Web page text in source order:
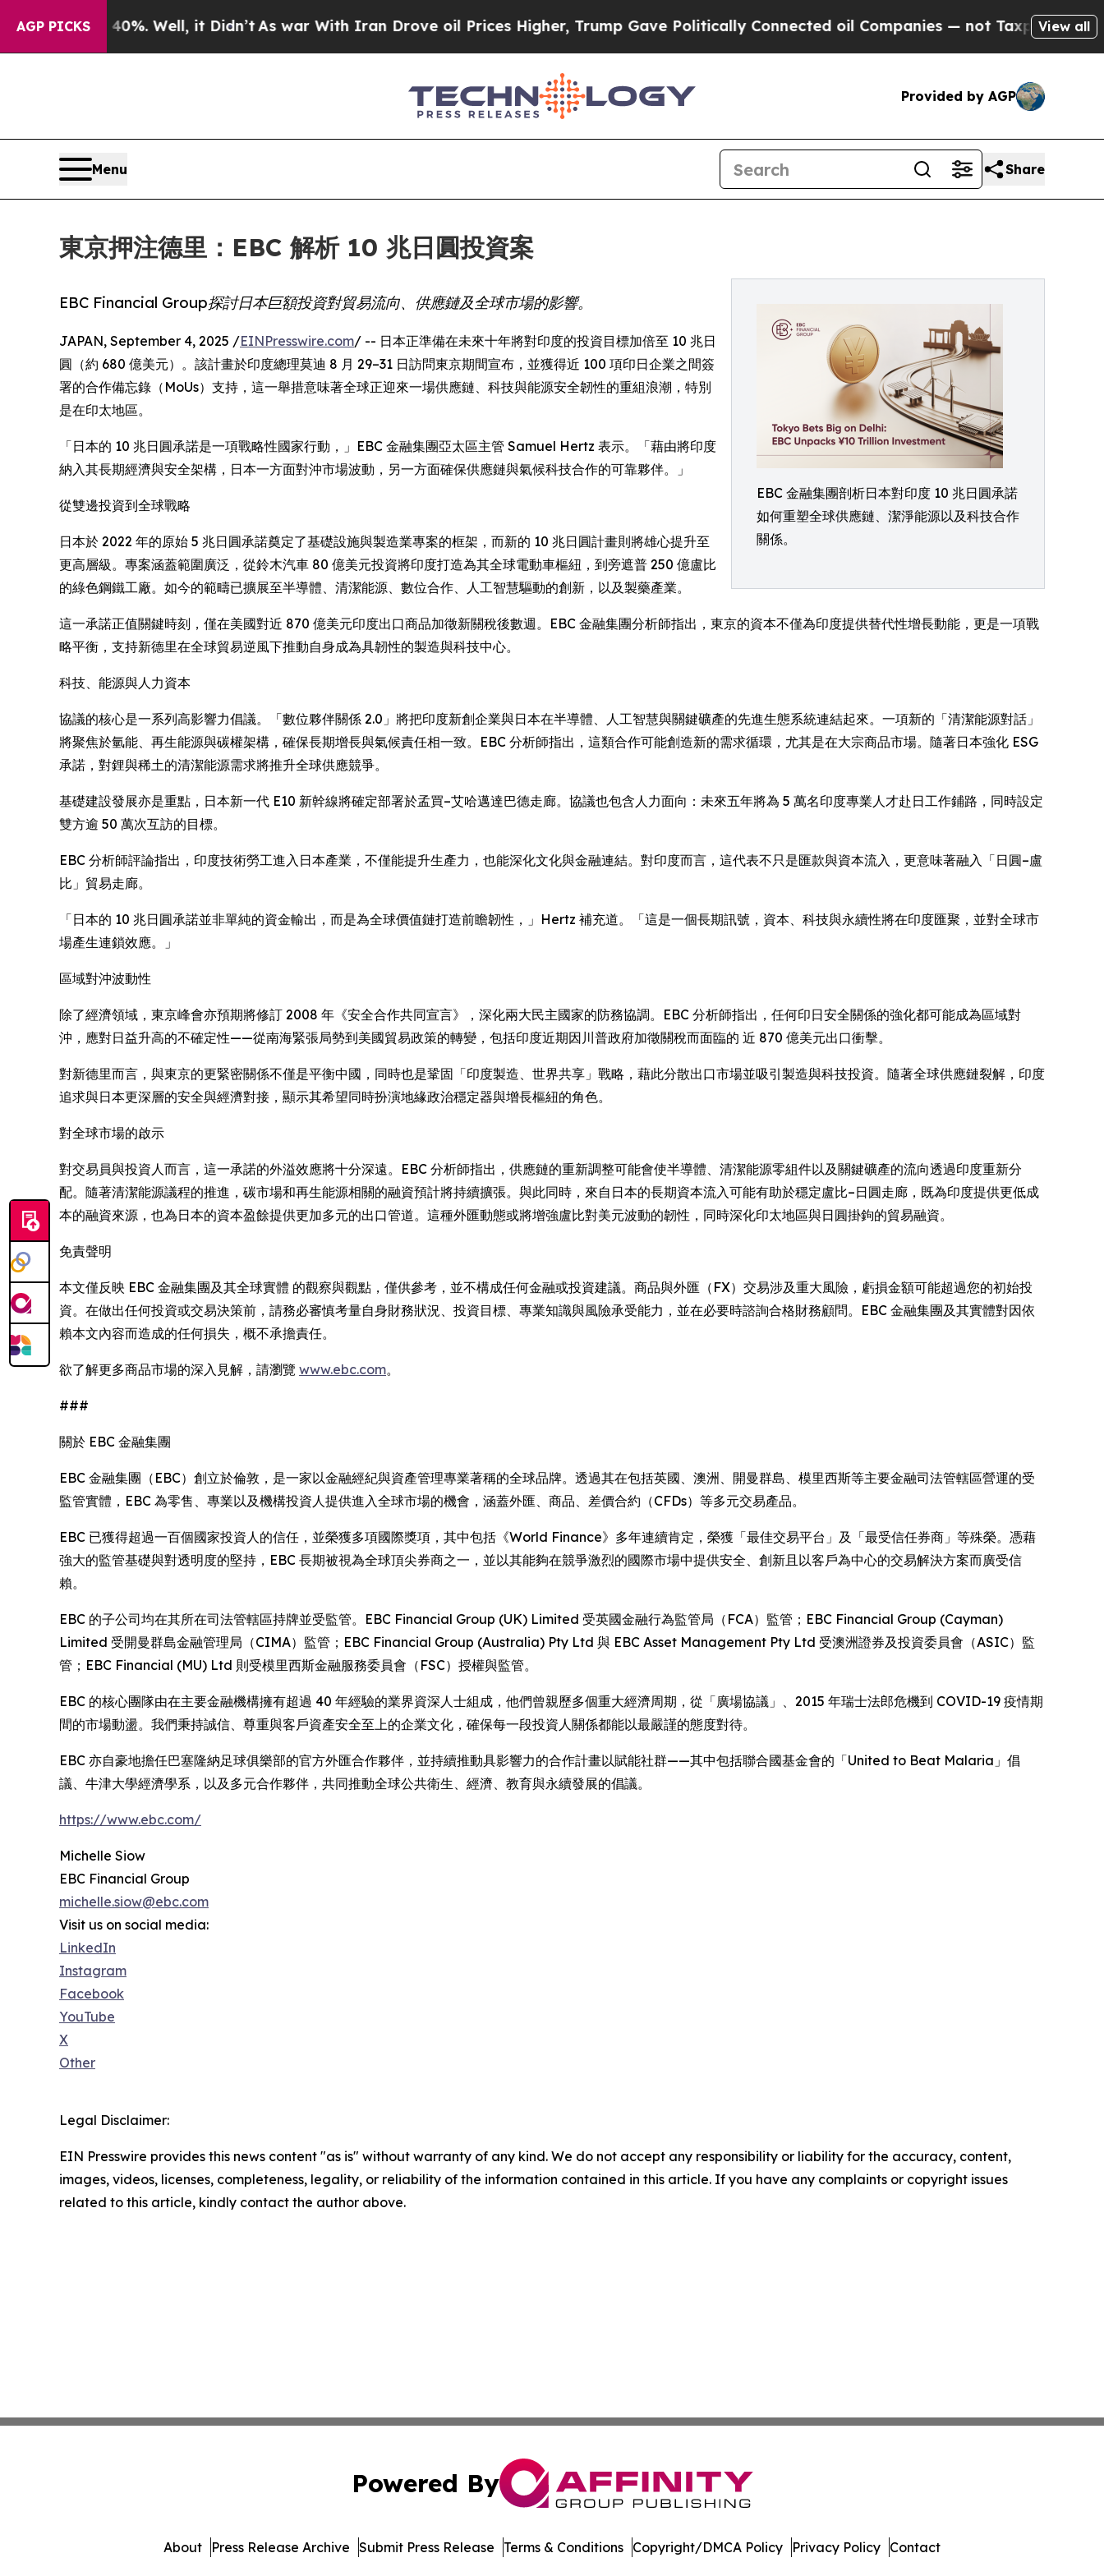
AGP PICKS
40%. Well, it Didn’t As war With Iran Drove oil Prices Higher, Trump Gave Politically Connected oil Companies — not Taxpayers — theView all
Provided by AGP
Menu Share
東京押注德里：EBC 解析 10 兆日圓投資案
EBC 金融集團剖析日本對印度 10 兆日圓承諾
如何重塑全球供應鏈、潔淨能源以及科技合作
關係。
EBC Financial Group探討日本巨額投資對貿易流向、供應鏈及全球市場的影響。
JAPAN, September 4, 2025 /EINPresswire.com/ -- 日本正準備在未來十年將對印度的投資目標加倍至 10 兆日
圓（約 680 億美元）。該計畫於印度總理莫迪 8 月 29–31 日訪問東京期間宣布，並獲得近 100 項印日企業之間簽
署的合作備忘錄（MoUs）支持，這一舉措意味著全球正迎來一場供應鏈、科技與能源安全韌性的重組浪潮，特別
是在印太地區。
「日本的 10 兆日圓承諾是一項戰略性國家行動，」EBC 金融集團亞太區主管 Samuel Hertz 表示。「藉由將印度
納入其長期經濟與安全架構，日本一方面對沖市場波動，另一方面確保供應鏈與氣候科技合作的可靠夥伴。」
從雙邊投資到全球戰略
日本於 2022 年的原始 5 兆日圓承諾奠定了基礎設施與製造業專案的框架，而新的 10 兆日圓計畫則將雄心提升至
更高層級。專案涵蓋範圍廣泛，從鈴木汽車 80 億美元投資將印度打造為其全球電動車樞紐，到旁遮普 250 億盧比
的綠色鋼鐵工廠。如今的範疇已擴展至半導體、清潔能源、數位合作、人工智慧驅動的創新，以及製藥產業。
這一承諾正值關鍵時刻，僅在美國對近 870 億美元印度出口商品加徵新關稅後數週。EBC 金融集團分析師指出，東京的資本不僅為印度提供替代性增長動能，更是一項戰
略平衡，支持新德里在全球貿易逆風下推動自身成為具韌性的製造與科技中心。
科技、能源與人力資本
協議的核心是一系列高影響力倡議。「數位夥伴關係 2.0」將把印度新創企業與日本在半導體、人工智慧與關鍵礦產的先進生態系統連結起來。一項新的「清潔能源對話」
將聚焦於氫能、再生能源與碳權架構，確保長期增長與氣候責任相一致。EBC 分析師指出，這類合作可能創造新的需求循環，尤其是在大宗商品市場。隨著日本強化 ESG
承諾，對鋰與稀土的清潔能源需求將推升全球供應競爭。
基礎建設發展亦是重點，日本新一代 E10 新幹線將確定部署於孟買–艾哈邁達巴德走廊。協議也包含人力面向：未來五年將為 5 萬名印度專業人才赴日工作鋪路，同時設定
雙方逾 50 萬次互訪的目標。
EBC 分析師評論指出，印度技術勞工進入日本產業，不僅能提升生產力，也能深化文化與金融連結。對印度而言，這代表不只是匯款與資本流入，更意味著融入「日圓–盧
比」貿易走廊。
「日本的 10 兆日圓承諾並非單純的資金輸出，而是為全球價值鏈打造前瞻韌性，」Hertz 補充道。「這是一個長期訊號，資本、科技與永續性將在印度匯聚，並對全球市
場產生連鎖效應。」
區域對沖波動性
除了經濟領域，東京峰會亦預期將修訂 2008 年《安全合作共同宣言》，深化兩大民主國家的防務協調。EBC 分析師指出，任何印日安全關係的強化都可能成為區域對
沖，應對日益升高的不確定性——從南海緊張局勢到美國貿易政策的轉變，包括印度近期因川普政府加徵關稅而面臨的 近 870 億美元出口衝擊。
對新德里而言，與東京的更緊密關係不僅是平衡中國，同時也是鞏固「印度製造、世界共享」戰略，藉此分散出口市場並吸引製造與科技投資。隨著全球供應鏈裂解，印度
追求與日本更深層的安全與經濟對接，顯示其希望同時扮演地緣政治穩定器與增長樞紐的角色。
對全球市場的啟示
對交易員與投資人而言，這一承諾的外溢效應將十分深遠。EBC 分析師指出，供應鏈的重新調整可能會使半導體、清潔能源零組件以及關鍵礦產的流向透過印度重新分
配。隨著清潔能源議程的推進，碳市場和再生能源相關的融資預計將持續擴張。與此同時，來自日本的長期資本流入可能有助於穩定盧比–日圓走廊，既為印度提供更低成
本的融資來源，也為日本的資本盈餘提供更加多元的出口管道。這種外匯動態或將增強盧比對美元波動的韌性，同時深化印太地區與日圓掛鉤的貿易融資。
免責聲明
本文僅反映 EBC 金融集團及其全球實體 的觀察與觀點，僅供參考，並不構成任何金融或投資建議。商品與外匯（FX）交易涉及重大風險，虧損金額可能超過您的初始投
資。在做出任何投資或交易決策前，請務必審慎考量自身財務狀況、投資目標、專業知識與風險承受能力，並在必要時諮詢合格財務顧問。EBC 金融集團及其實體對因依
賴本文內容而造成的任何損失，概不承擔責任。
欲了解更多商品市場的深入見解，請瀏覽 www.ebc.com。
###
關於 EBC 金融集團
EBC 金融集團（EBC）創立於倫敦，是一家以金融經紀與資產管理專業著稱的全球品牌。透過其在包括英國、澳洲、開曼群島、模里西斯等主要金融司法管轄區營運的受
監管實體，EBC 為零售、專業以及機構投資人提供進入全球市場的機會，涵蓋外匯、商品、差價合約（CFDs）等多元交易產品。
EBC 已獲得超過一百個國家投資人的信任，並榮獲多項國際獎項，其中包括《World Finance》多年連續肯定，榮獲「最佳交易平台」及「最受信任券商」等殊榮。憑藉
強大的監管基礎與對透明度的堅持，EBC 長期被視為全球頂尖券商之一，並以其能夠在競爭激烈的國際市場中提供安全、創新且以客戶為中心的交易解決方案而廣受信
賴。
EBC 的子公司均在其所在司法管轄區持牌並受監管。EBC Financial Group (UK) Limited 受英國金融行為監管局（FCA）監管；EBC Financial Group (Cayman)
Limited 受開曼群島金融管理局（CIMA）監管；EBC Financial Group (Australia) Pty Ltd 與 EBC Asset Management Pty Ltd 受澳洲證券及投資委員會（ASIC）監
管；EBC Financial (MU) Ltd 則受模里西斯金融服務委員會（FSC）授權與監管。
EBC 的核心團隊由在主要金融機構擁有超過 40 年經驗的業界資深人士組成，他們曾親歷多個重大經濟周期，從「廣場協議」、2015 年瑞士法郎危機到 COVID-19 疫情期
間的市場動盪。我們秉持誠信、尊重與客戶資產安全至上的企業文化，確保每一段投資人關係都能以最嚴謹的態度對待。
EBC 亦自豪地擔任巴塞隆納足球俱樂部的官方外匯合作夥伴，並持續推動具影響力的合作計畫以賦能社群——其中包括聯合國基金會的「United to Beat Malaria」倡
議、牛津大學經濟學系，以及多元合作夥伴，共同推動全球公共衛生、經濟、教育與永續發展的倡議。
https://www.ebc.com/
Michelle Siow
EBC Financial Group
michelle.siow@ebc.com
Visit us on social media:
LinkedIn
Instagram
Facebook
YouTube
X
Other
Legal Disclaimer:
EIN Presswire provides this news content "as is" without warranty of any kind. We do not accept any responsibility or liability for the accuracy, content,
images, videos, licenses, completeness, legality, or reliability of the information contained in this article. If you have any complaints or copyright issues
related to this article, kindly contact the author above.
Powered By
About Press Release Archive Submit Press Release Terms & Conditions Copyright/DMCA Policy Privacy Policy Contact